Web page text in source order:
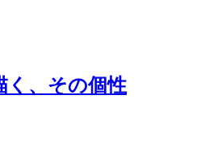
く、その個性